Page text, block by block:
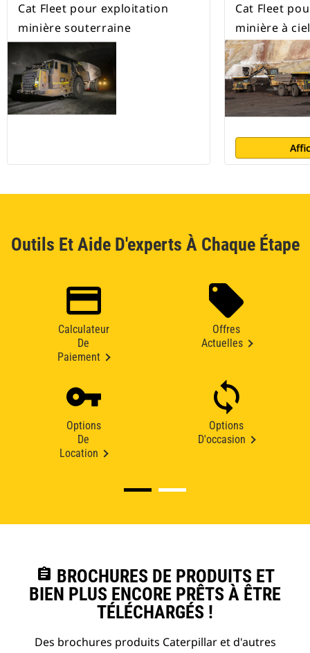
Cat Fleet pour exploitation
minière souterraine
Cat Fleet
minière à
Outils Et Aide D'experts À Chaque Étape
Calculateur
De
Paiement
Offres
Actuelles
Options
De
Location
Options
D'occasion
assignment BROCHURES DE PRODUITS ET
BIEN PLUS ENCORE PRÊTS À ÊTRE
TÉLÉCHARGÉS !
Des brochures produits Caterpillar et d'autres